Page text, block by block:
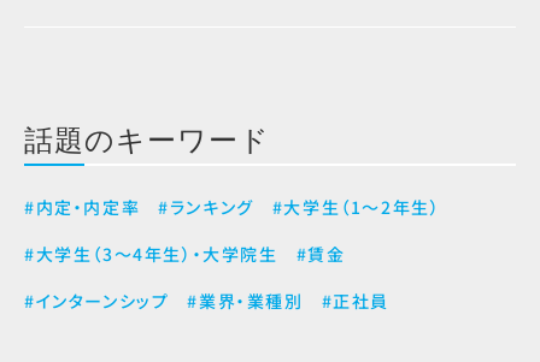
話題のキーワード
#内定・内定率 #ランキング
#大学生（1～2年生）
#大学生（3～4年生）・大学院生
#賃金
#インターンシップ
#業界・業種別 #正社員